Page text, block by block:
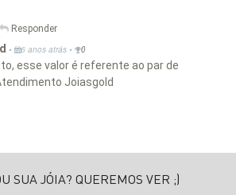
Responder
• 6 anos atrás • 0
esse valor é referente ao par de
Joiasgold
SUA JÓIA? QUEREMOS VER ;)